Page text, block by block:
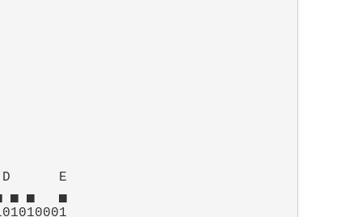
E
▄ ▄   ▄